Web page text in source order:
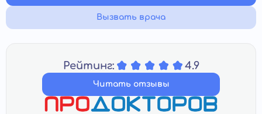
Вызвать врача
Рейтинг: 4.9
Читать отзывы